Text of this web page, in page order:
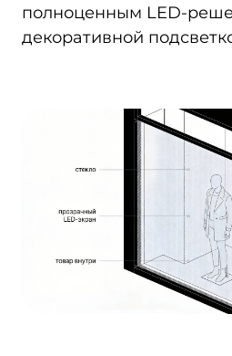
полноценным
декоративной